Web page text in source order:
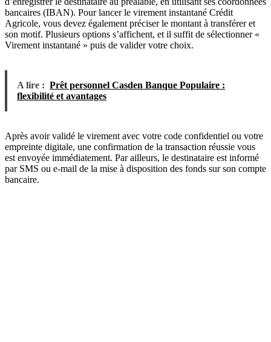
bancaires (IBAN). Pour lancer le virement instantané Crédit
Agricole, vous devez également préciser le montant à transférer et
son motif. Plusieurs options s’affichent, et il suffit de sélectionner «
Virement instantané » puis de valider votre choix.
A lire : Prêt personnel Casden Banque Populaire :
flexibilité et avantages
Après avoir validé le virement avec votre code confidentiel ou votre
empreinte digitale, une confirmation de la transaction réussie vous
est envoyée immédiatement. Par ailleurs, le destinataire est informé
par SMS ou e-mail de la mise à disposition des fonds sur son compte
bancaire.